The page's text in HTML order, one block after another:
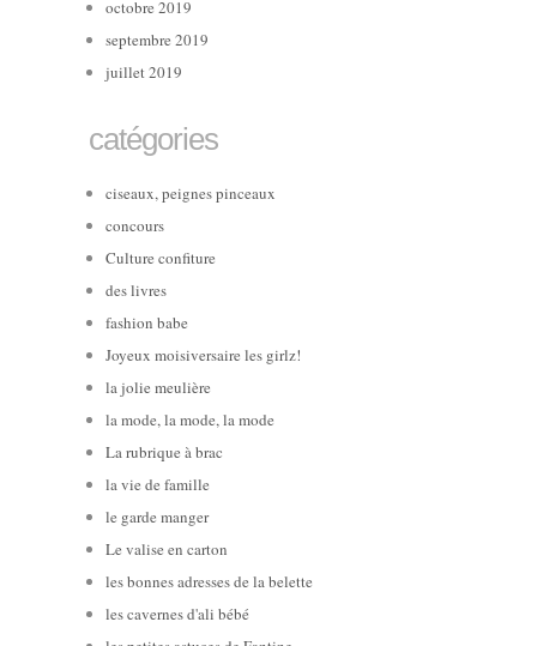
octobre 2019
septembre 2019
juillet 2019
catégories
ciseaux, peignes pinceaux
concours
Culture confiture
des livres
fashion babe
Joyeux moisiversaire les girlz!
la jolie meulière
la mode, la mode, la mode
La rubrique à brac
la vie de famille
le garde manger
Le valise en carton
les bonnes adresses de la belette
les cavernes d'ali bébé